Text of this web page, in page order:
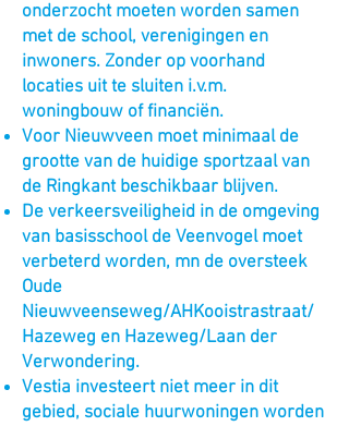
onderzocht moeten worden samen
met de school, verenigingen en
inwoners. Zonder op voorhand
locaties uit te sluiten i.v.m.
woningbouw of financiën.
Voor Nieuwveen moet minimaal de
grootte van de huidige sportzaal van
de Ringkant beschikbaar blijven.
De verkeersveiligheid in de omgeving
van basisschool de Veenvogel moet
verbeterd worden, mn de oversteek
Oude
Nieuwveenseweg/AHKooistrastraat/
Hazeweg en Hazeweg/Laan der
Verwondering.
Vestia investeert niet meer in dit
gebied, sociale huurwoningen worden